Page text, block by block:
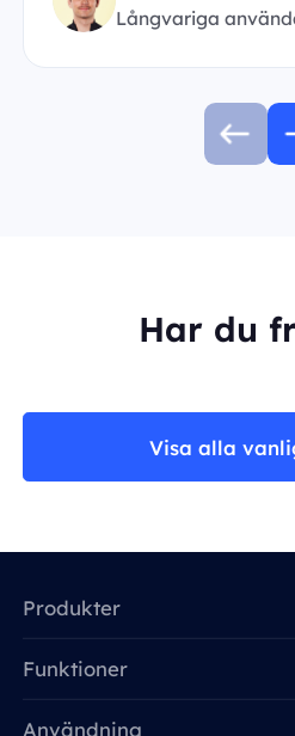
Långvariga
Har du
Visa alla
Produkter
Funktioner
Användning